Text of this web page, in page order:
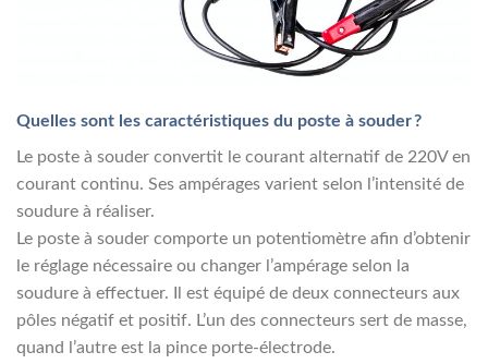
Quelles sont les caractéristiques du poste à souder ?
Le poste à souder convertit le courant alternatif de 220V en
courant continu. Ses ampérages varient selon l’intensité de
soudure à réaliser.
Le poste à souder comporte un potentiomètre afin d’obtenir
le réglage nécessaire ou changer l’ampérage selon la
soudure à effectuer. Il est équipé de deux connecteurs aux
pôles négatif et positif. L’un des connecteurs sert de masse,
quand l’autre est la pince porte-électrode.